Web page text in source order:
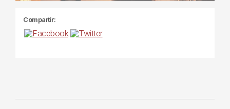
Compartir: